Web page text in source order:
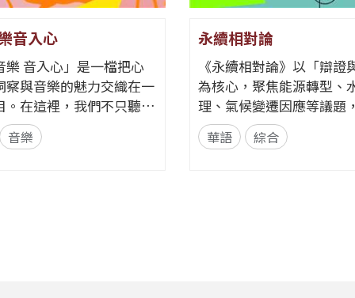
音入心
樂 音入心」是一檔把心
察與音樂的魅力交織在一
。在這裡，我們不只聽
歌裡的情緒、故事與心
出音樂
永續相對論
《永續相對論》以「辯證
為核心，聚焦能源轉型、
理、氣候變遷因應等議題
不同立場與專業背景的來
話。節目以每月一題、四
華語 綜合